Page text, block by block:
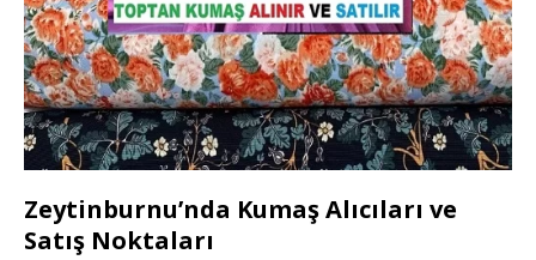
Zeytinburnu’nda Kumaş Alıcıları ve
Satış Noktaları